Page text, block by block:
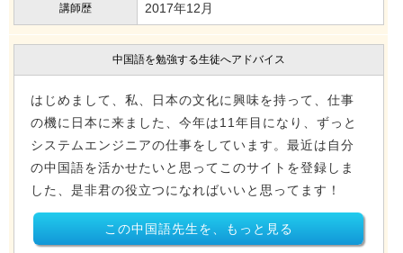
講師歴 2017年12月
中国語を勉強する生徒へアドバイス
はじめまして、私、日本の文化に興味を持って、仕事
の機に日本に来ました、今年は11年目になり、ずっと
システムエンジニアの仕事をしています。最近は自分
の中国語を活かせたいと思ってこのサイトを登録しま
した、是非君の役立つになればいいと思ってます！
この中国語先生を、もっと見る